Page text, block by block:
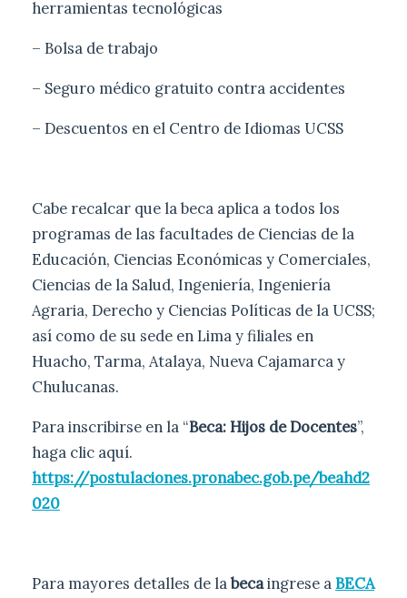
herramientas tecnológicas
– Bolsa de trabajo
– Seguro médico gratuito contra accidentes
– Descuentos en el Centro de Idiomas UCSS
Cabe recalcar que la beca aplica a todos los
programas de las facultades de Ciencias de la
Educación, Ciencias Económicas y Comerciales,
Ciencias de la Salud, Ingeniería, Ingeniería
Agraria, Derecho y Ciencias Políticas de la UCSS;
así como de su sede en Lima y filiales en
Huacho, Tarma, Atalaya, Nueva Cajamarca y
Chulucanas.
Para inscribirse en la “Beca: Hijos de Docentes”,
haga clic aquí.
https://postulaciones.pronabec.gob.pe/beahd2
020
Para mayores detalles de labecaingrese aBECA